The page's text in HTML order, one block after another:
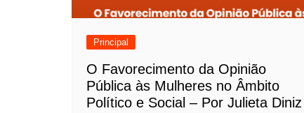
Principal
O Favorecimento da Opinião
Pública às Mulheres no Âmbito
Político e Social – Por Julieta Diniz